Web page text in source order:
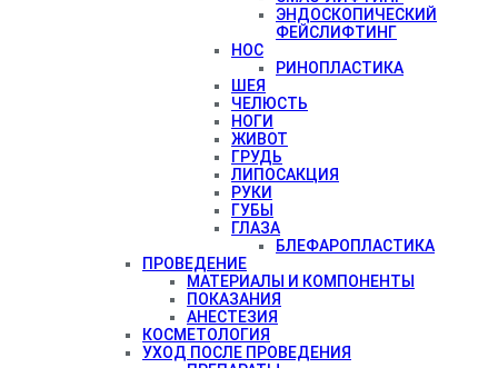
ЭНДОСКОПИЧЕСКИЙ
ФЕЙСЛИФТИНГ
НОС
РИНОПЛАСТИКА
ШЕЯ
ЧЕЛЮСТЬ
НОГИ
ЖИВОТ
ГРУДЬ
ЛИПОСАКЦИЯ
РУКИ
ГУБЫ
ГЛАЗА
БЛЕФАРОПЛАСТИКА
ПРОВЕДЕНИЕ
МАТЕРИАЛЫ И КОМПОНЕНТЫ
ПОКАЗАНИЯ
АНЕСТЕЗИЯ
КОСМЕТОЛОГИЯ
УХОД ПОСЛЕ ПРОВЕДЕНИЯ